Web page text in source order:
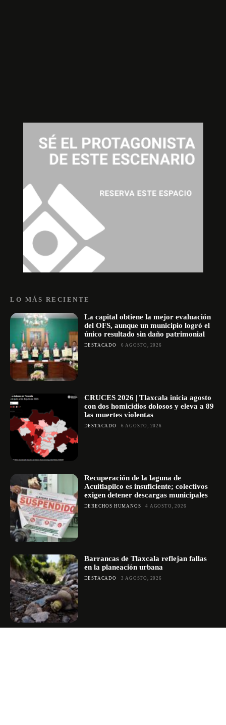
LO MÁS RECIENTE
La capital obtiene la mejor evaluación
del OFS, aunque un municipio logró el
único resultado sin daño patrimonial
DESTACADO 6 AGOSTO, 2026
CRUCES 2026 | Tlaxcala inicia agosto
con dos homicidios dolosos y eleva a 89
las muertes violentas
DESTACADO 6 AGOSTO, 2026
Recuperación de la laguna de
Acuitlapilco es insuficiente; colectivos
exigen detener descargas municipales
DERECHOS HUMANOS 4 AGOSTO, 2026
Barrancas de Tlaxcala reflejan fallas
en la planeación urbana
DESTACADO 3 AGOSTO, 2026